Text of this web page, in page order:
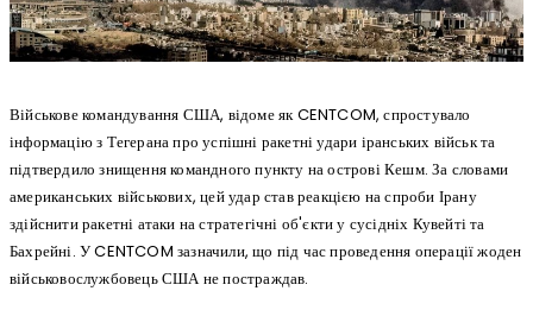
Військове командування США, відоме як CENTCOM, спростувало
інформацію з Тегерана про успішні ракетні удари іранських військ та
підтвердило знищення командного пункту на острові Кешм. За словами
американських військових, цей удар став реакцією на спроби Ірану
здійснити ракетні атаки на стратегічні об'єкти у сусідніх Кувейті та
Бахрейні. У CENTCOM зазначили, що під час проведення операції жоден
військовослужбовець США не постраждав.